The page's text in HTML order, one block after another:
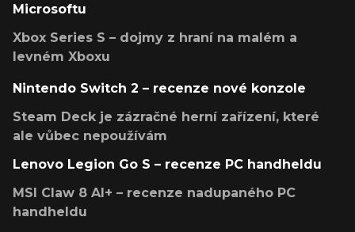
Microsoftu
Xbox Series S – dojmy z hraní na malém a
levném Xboxu
Nintendo Switch 2 – recenze nové konzole
Steam Deck je zázračné herní zařízení, které
ale vůbec nepoužívám
Lenovo Legion Go S – recenze PC handheldu
MSI Claw 8 AI+ – recenze nadupaného PC
handheldu